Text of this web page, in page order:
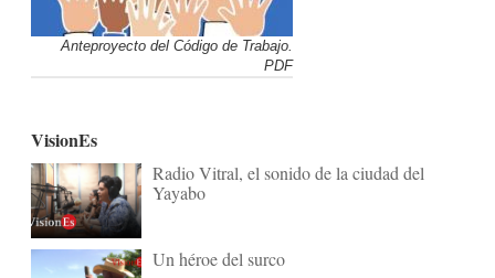
Anteproyecto del Código de Trabajo.
PDF
VisionEs
Radio Vitral, el sonido de la ciudad del
Yayabo
Un héroe del surco